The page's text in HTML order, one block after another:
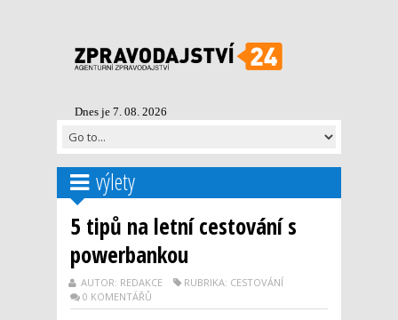
Dnes je 7. 08. 2026
výlety
5 tipů na letní cestování s
powerbankou
AUTOR: REDAKCE
RUBRIKA: CESTOVÁNÍ
0 KOMENTÁŘŮ